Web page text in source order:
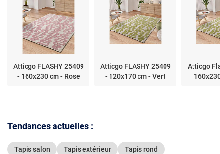
Atticgo FLASHY 25409
- 160x230 cm - Rose
Atticgo FLASHY 25409
- 120x170 cm - Vert
Atticgo
Tendances actuelles :
Tapis salon Tapis extérieur
Tapis rond